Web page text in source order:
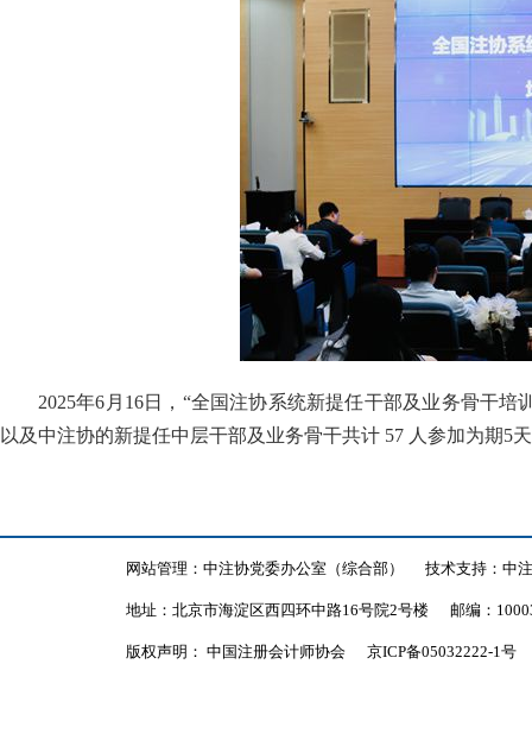
2025年6月16日，“全国注协系统新提任干部及业务骨干
以及中注协的新提任中层干部及业务骨干共计 57 人参加为期5
网站管理：中注协党委办公室（综合部） 技术支持：中
地址：北京市海淀区西四环中路16号院2号楼 邮编：
版权声明： 中国注册会计师协会 京ICP备05032222-1号